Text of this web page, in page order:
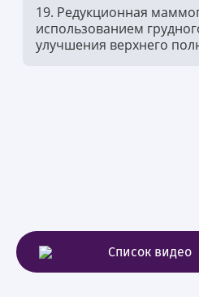
19. Редукционная
использованием
улучшения верхнего
Список видео